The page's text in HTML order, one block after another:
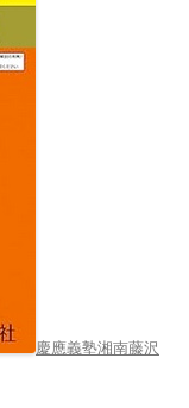
慶應義塾湘南藤沢